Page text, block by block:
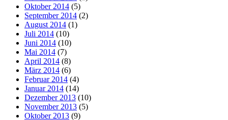
Oktober 2014 (5)
September 2014 (2)
August 2014 (1)
Juli 2014 (10)
Juni 2014 (10)
Mai 2014 (7)
April 2014 (8)
März 2014 (6)
Februar 2014 (4)
Januar 2014 (14)
Dezember 2013 (10)
November 2013 (5)
Oktober 2013 (9)